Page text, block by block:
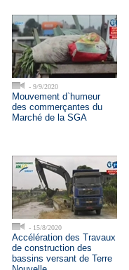
- 9/9/2020
Mouvement d`humeur
des commerçantes du
Marché de la SGA
- 15/8/2020
Accélération des Travaux
de construction des
bassins versant de Terre